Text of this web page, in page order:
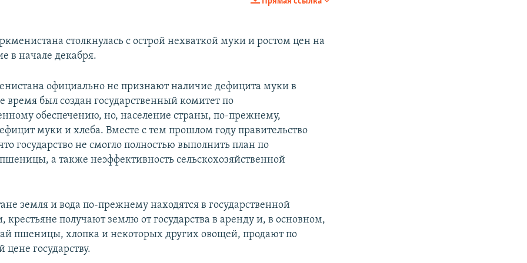
столкнулась с острой нехваткой муки и ростом цен на
в начале декабря.
официально не признают наличие дефицита муки в
время был создан государственный комитет по
обеспечению, но, население страны, по-прежнему,
муки и хлеба. Вместе с тем прошлом году правительство
государство не смогло полностью выполнить план по
а также неэффективность сельскохозяйственной
земля и вода по-прежнему находятся в государственной
крестьяне получают землю от государства в аренду и, в основном,
пшеницы, хлопка и некоторых других овощей, продают по
цене государству.